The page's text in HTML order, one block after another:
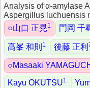
Analysis of α-amylase
Aspergillus luchuensis
○山口 正晃1 門岡 千
髙峯 和則 1 後藤 正利
○Masaaki
Kayu OKUTSU1